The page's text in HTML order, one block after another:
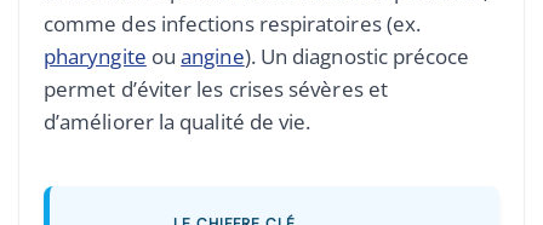
comme des infections respiratoires (ex.
pharyngite ouangine). Un diagnostic précoce
permet d’éviter les crises sévères et
d’améliorer la qualité de vie.